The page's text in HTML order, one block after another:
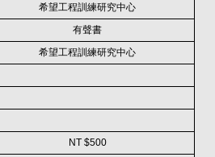
希望工程訓練研究中心
有聲書
希望工程訓練研究中心
NT $500